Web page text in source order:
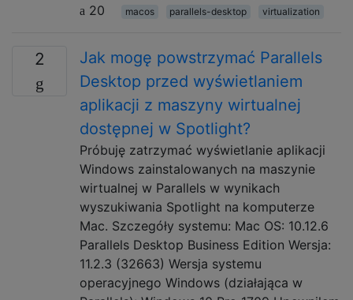
20
macos parallels-desktop virtualization
2
Jak mogę powstrzymać Parallels
Desktop przed wyświetlaniem
aplikacji z maszyny wirtualnej
dostępnej w Spotlight?
Próbuję zatrzymać wyświetlanie aplikacji
Windows zainstalowanych na maszynie
wirtualnej w Parallels w wynikach
wyszukiwania Spotlight na komputerze
Mac. Szczegóły systemu: Mac OS: 10.12.6
Parallels Desktop Business Edition Wersja:
11.2.3 (32663) Wersja systemu
operacyjnego Windows (działająca w